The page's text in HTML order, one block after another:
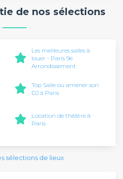
de nos sélections
Les meilleures salles à
louer - Paris 9e
Arrondissement
Top Salle où amener son
DJ à Paris
Location de théâtre à
Paris
sélections de lieux